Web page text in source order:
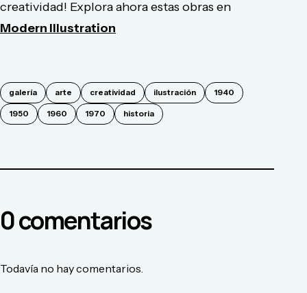
creatividad! Explora ahora estas obras en
Modern Illustration
galería arte creatividad ilustración 1940
1950 1960 1970 historia
0comentarios
Todavía no hay comentarios.